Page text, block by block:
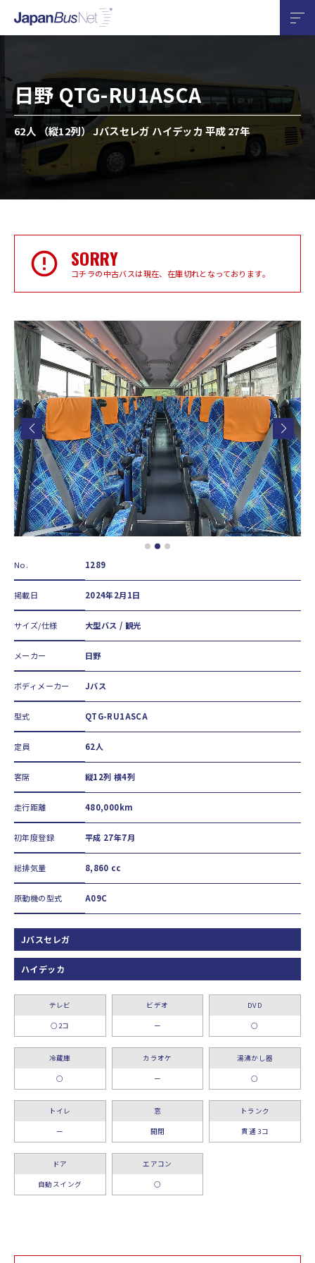
日野 QTG-RU1ASCA
62人 （縦12列） Jバスセレガ ハイデッカ 平成 27年
SORRY
コチラの中古バスは現在、在庫切れとなっております。
No. 1289
掲載日 2024年2月1日
サイズ/仕様 大型バス / 観光
メーカー 日野
ボディメーカー Jバス
型式 QTG-RU1ASCA
定員 62人
客席 縦12列 横4列
走行距離 480,000km
初年度登録 平成 27年7月
総排気量 8,860 cc
原動機の型式 A09C
Jバスセレガ
ハイデッカ
テレビ
○2コ
ビデオ
ー
DVD
○
冷蔵庫
○
カラオケ
ー
湯沸かし器
○
トイレ
ー
窓
開閉
トランク
貫通 3コ
ドア
自動スイング
エアコン
○